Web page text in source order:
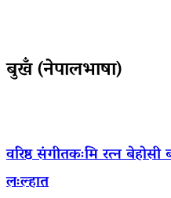
बुखँ (नेपालभाषा)
वरिष्ठ संगीतकःमि रत्न बेहोसी
लःल्हात